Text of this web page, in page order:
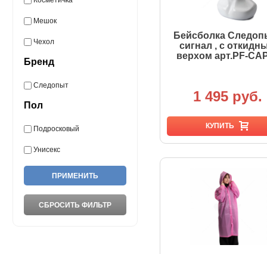
Мешок
Чехол
Бренд
Следопыт
Пол
Подросковый
Унисекс
Бейсболка
сигнал , с
верхом арт.PF-
1 495 руб.
КУПИТЬ